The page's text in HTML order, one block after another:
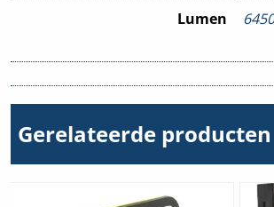
Lumen
6450
Beschermingsgraad
IP67
Gerelateerde producten